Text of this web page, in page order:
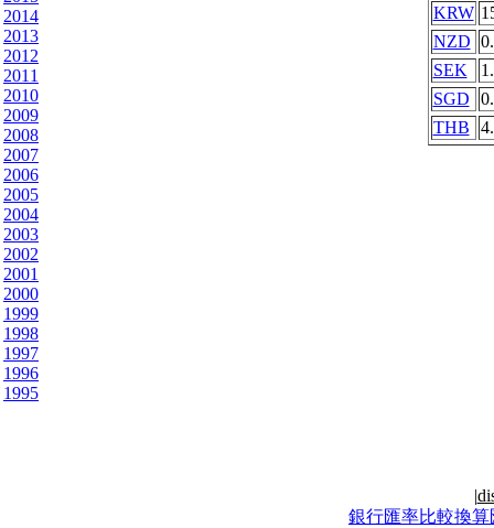
2014
2013
2012
2011
2010
2009
2008
2007
2006
2005
2004
2003
2002
2001
2000
1999
1998
1997
1996
1995
KRW
NZD
SEK
SGD
THB
|
銀行匯率比較換算